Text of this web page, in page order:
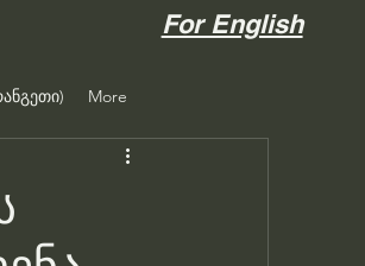
For English
More